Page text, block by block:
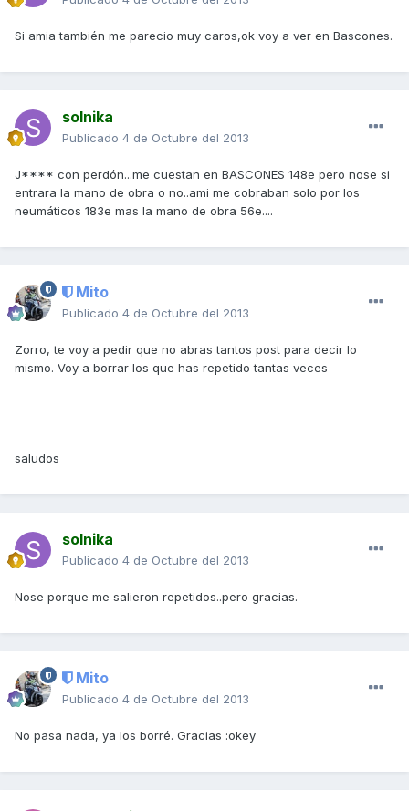
Si amia también me parecio muy caros,ok voy a ver en Bascones.
solnika
Publicado 4 de Octubre del 2013
J**** con perdón...me cuestan en BASCONES 148e pero nose si
entrara la mano de obra o no..ami me cobraban solo por los
neumáticos 183e mas la mano de obra 56e....
Mito
Publicado 4 de Octubre del 2013
Zorro, te voy a pedir que no abras tantos post para decir lo
mismo. Voy a borrar los que has repetido tantas veces
saludos
solnika
Publicado 4 de Octubre del 2013
Nose porque me salieron repetidos..pero gracias.
Mito
Publicado 4 de Octubre del 2013
No pasa nada, ya los borré. Gracias :okey